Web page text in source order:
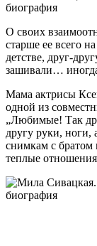
О своих
старше ее всего
детстве, друг-
зашивали…
Мама актрисы
одной из
„Любимые! Так
другу руки,
снимкам с
теплые